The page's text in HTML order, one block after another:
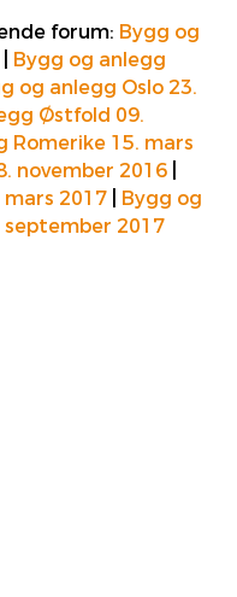
forum: Bygg og
Bygg og anlegg
og anlegg Oslo 23.
Østfold 09.
Romerike 15. mars
november 2016
2017
Bygg og
2017